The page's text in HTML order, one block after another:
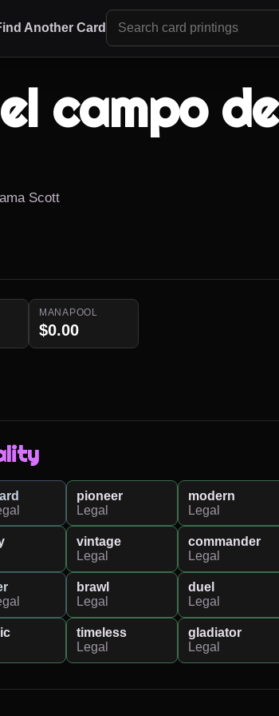
Another Card
campo de
Scott
MANAPOOL
$0.00
pioneer
Legal
modern
Legal
vintage
Legal
commander
Legal
brawl
Legal
duel
Legal
timeless
Legal
gladiator
Legal